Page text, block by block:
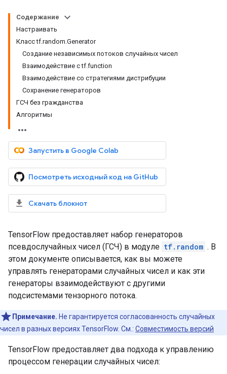
Содержание
Настраивать
Класс tf.random.Generator
Создание независимых потоков случайных чисел
Взаимодействие с tf.function
Взаимодействие со стратегиями дистрибуции
Сохранение генераторов
ГСЧ без гражданства
Алгоритмы
Запустить в Google Colab
Посмотреть исходный код на GitHub
Скачать блокнот
TensorFlow предоставляет набор генераторов
псевдослучайных чисел (ГСЧ) в модуле tf.random . В
этом документе описывается, как вы можете
управлять генераторами случайных чисел и как эти
генераторы взаимодействуют с другими
подсистемами тензорного потока.
Примечание. Не гарантируется согласованность случайных
чисел в разных версиях TensorFlow. См.: Совместимость версий
TensorFlow предоставляет два подхода к управлению
процессом генерации случайных чисел: